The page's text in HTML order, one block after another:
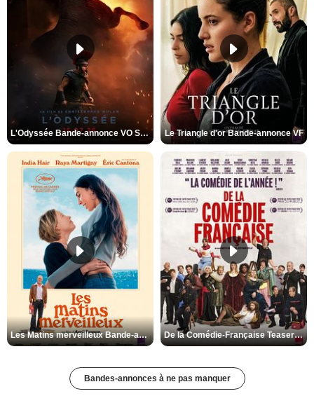
L'Odyssée Bande-annonce VO STFR Le Triangle d'or Bande-annonce VF
Les Matins merveilleux Bande-annonce VF De la Comédie-Française Teaser VF
Bandes-annonces à ne pas manquer